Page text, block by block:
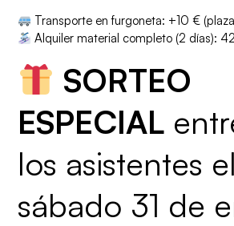
Transporte en furgoneta: +10 €
Alquiler material completo (2 días):
SORTEO
ESPECIAL
los asistentes el
sábado 31 de